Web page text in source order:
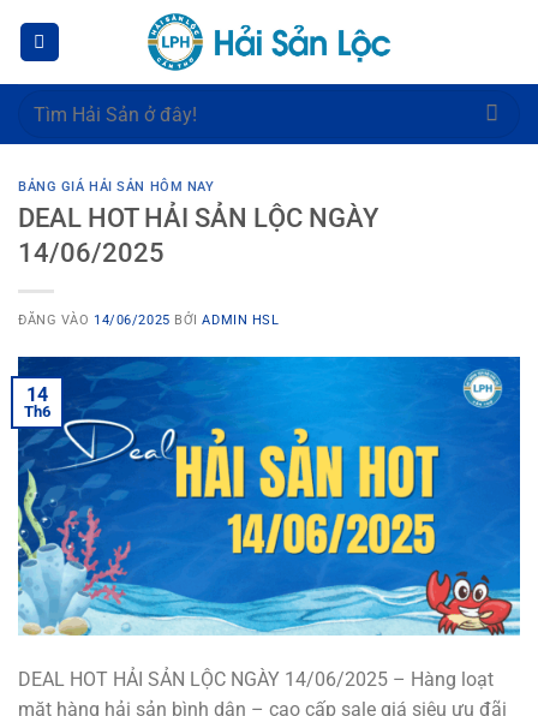
dung
Tìm
BẢNG GIÁ HẢI SẢN HÔM NAY
DEAL HOT HẢI SẢN LỘC NGÀY
14/06/2025
ĐĂNG VÀO 14/06/2025 BỞIADMIN HSL
14
Th6
DEAL HOT HẢI SẢN LỘC NGÀY 14/06/2025 – Hàng loạt
mặt hàng hải sản bình dân – cao cấp sale giá siêu ưu đãi